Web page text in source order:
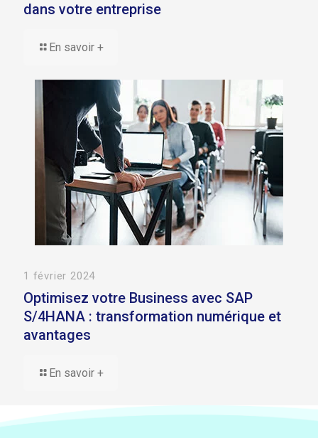
dans votre entreprise
En savoir +
1 février 2024
Optimisez votre Business avec SAP
S/4HANA : transformation numérique et
avantages
En savoir +